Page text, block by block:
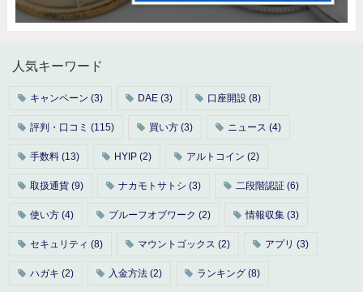
人気キーワード
キャンペーン (3) DAE (3) 口座開設 (8)
評判・口コミ (115) 買い方 (3) ニュース (4)
手数料 (13) HYIP (2) アルトコイン (2)
取扱通貨 (9) ナカモトサトシ (3) 二段階認証 (6)
使い方 (4) プルーフオブワーク (2) 情報収集 (3)
セキュリティ (8) マウントゴックス (2) アプリ (3)
ハガキ (2) 入金方法 (2) ランキング (8)